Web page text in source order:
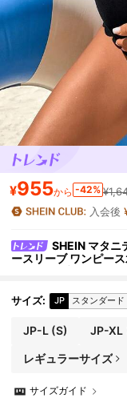
¥955から -42%
入会後
SHEIN マタニ
ースリーブ ワンピー
サイズ: JP スタンダード
JP-L(S) JP-XL
レギュラーサイズ
サイズガイド